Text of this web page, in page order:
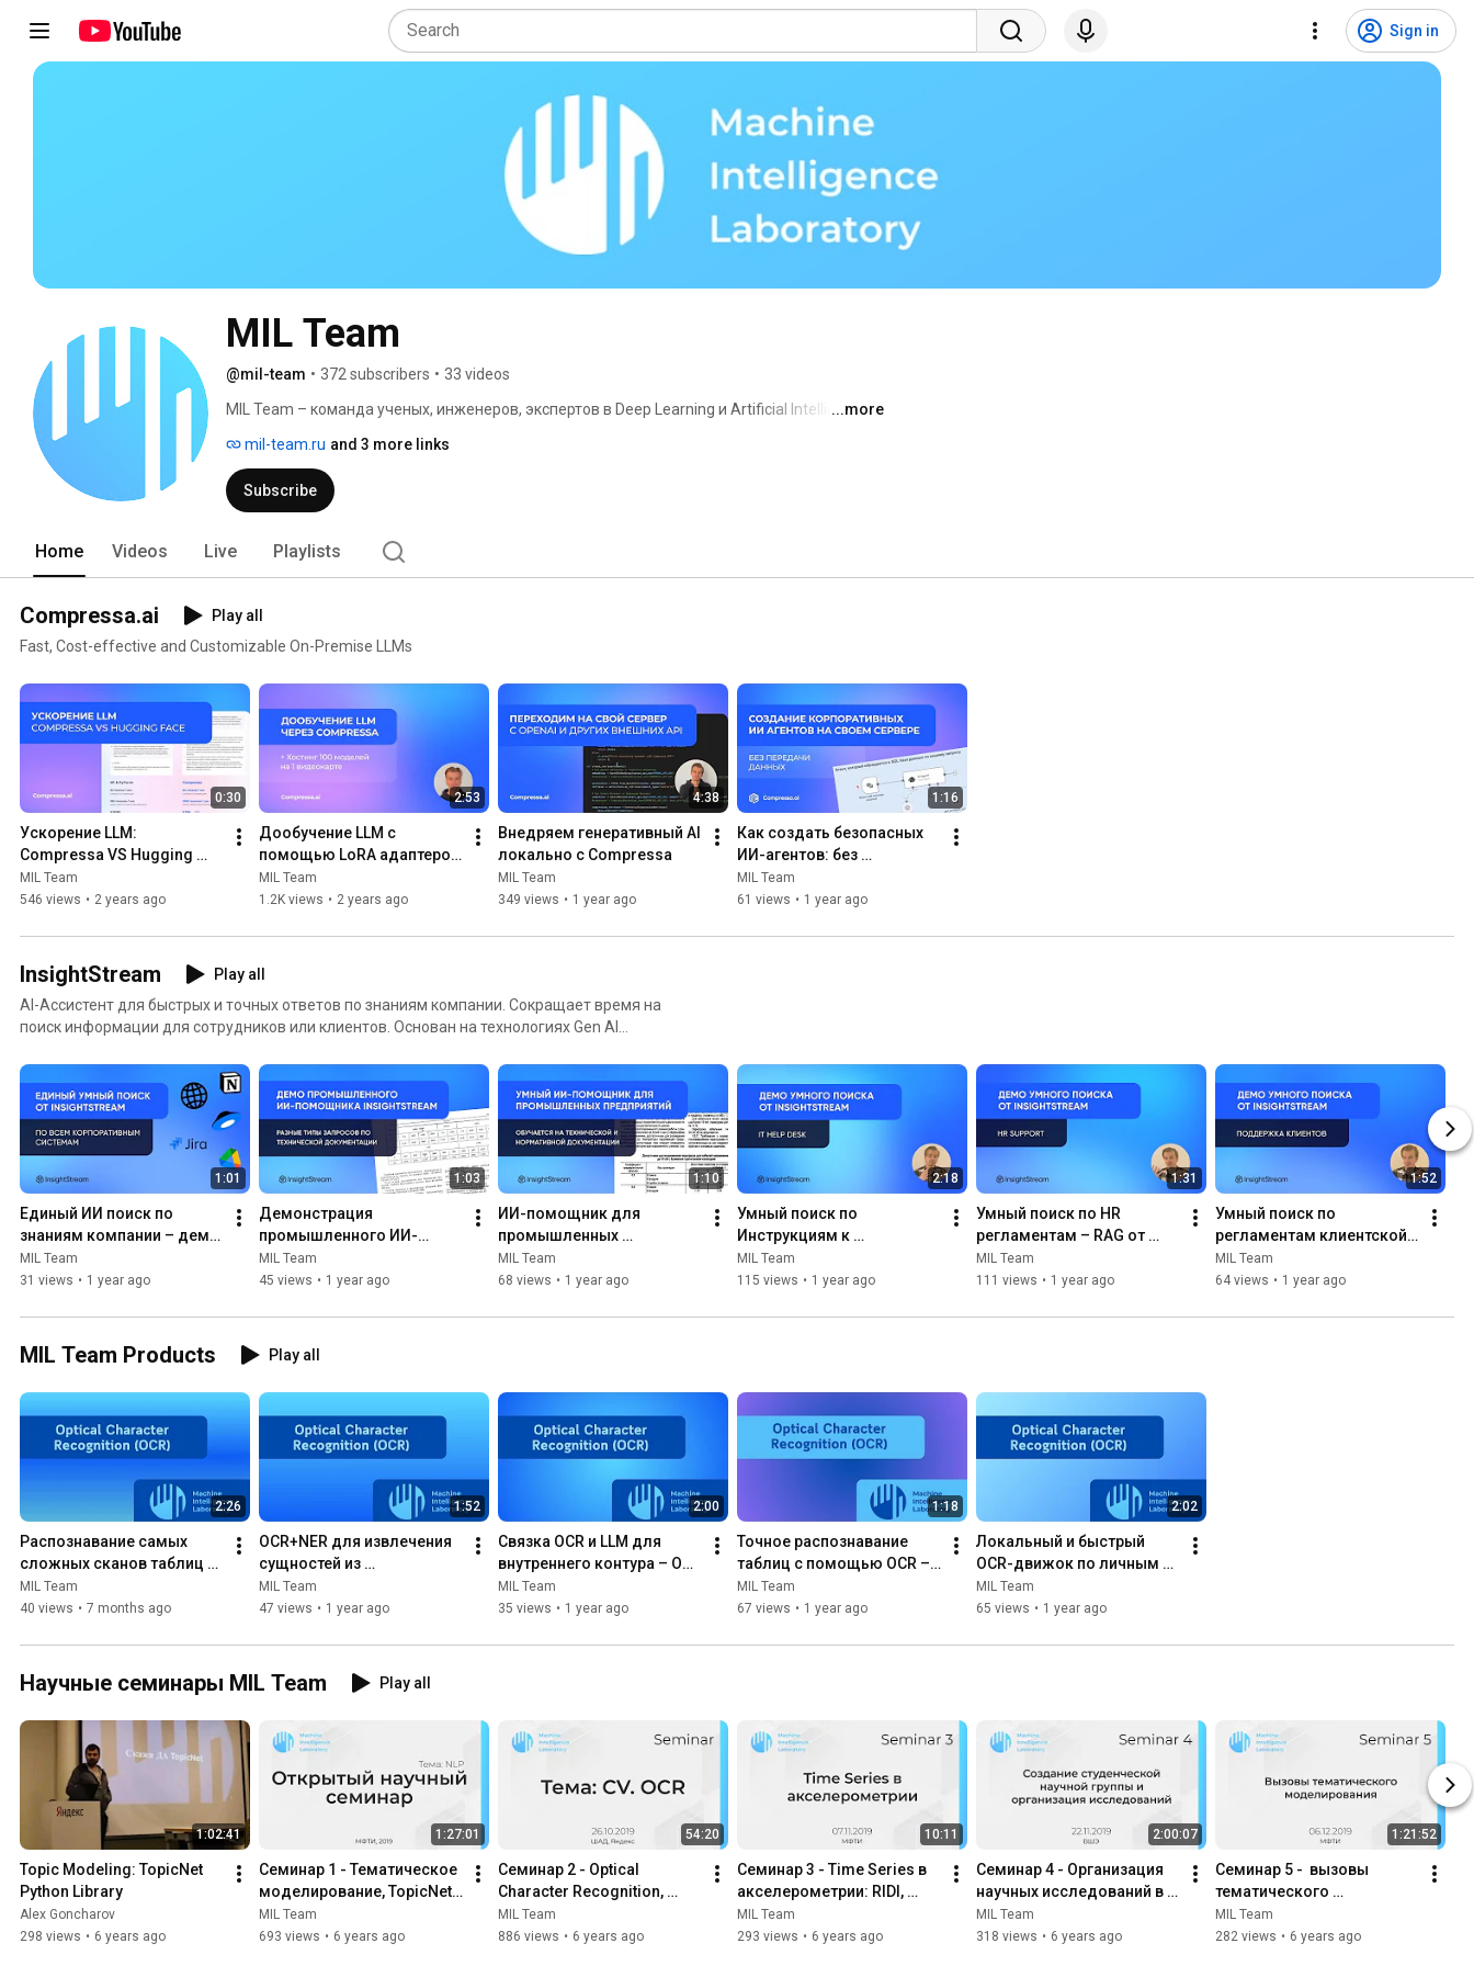
Sign in
MIL Team
@mil-team • 372 subscribers • 33 videos
MIL Team – команда ученых, инженеров, экспертов в Deep Learning и Artificial Intelligence.
для наших партнеров.
...more
mil-team.ru and 3 more links
Subscribe
Home Videos Live Playlists
Compressa.ai
Play all
Fast, Cost-effective and Customizable On-Premise LLMs
0:30
Ускорение LLM:
Compressa VS Hugging
Face
MIL Team
546 views • 2 years ago
2:53
Дообучение LLM с
помощью LoRA адаптеров
и Сompressa
MIL Team
1.2K views • 2 years ago
4:38
Внедряем генеративный AI
локально с Compressa
MIL Team
349 views • 1 year ago
1:16
Как создать безопасных
ИИ-агентов: без
программирования, на
своих серверах – на n8n и
MIL Team
61 views • 1 year ago
InsightStream
Play all
AI-Ассистент для быстрых и точных ответов по знаниям компании. Сокращает время на
поиск информации для сотрудников или клиентов. Основан на технологиях Gen AI
Generation).
1:01
Единый ИИ поиск по
знаниям компании – демо
от InsightStream
MIL Team
31 views • 1 year ago
1:03
Демонстрация
промышленного ИИ-
помощника InsightStream
MIL Team
45 views • 1 year ago
1:10
ИИ-помощник для
промышленных
предприятий — демо от
InsightStream
MIL Team
68 views • 1 year ago
2:18
Умный поиск по
Инструкциям к
Оборудованию – RAG от
InsightStream
MIL Team
115 views • 1 year ago
1:31
Умный поиск по HR
регламентам – RAG от
InsightStream
MIL Team
111 views • 1 year ago
1:52
Умный поиск по
регламентам клиентской
поддержки – RAG от
InsightStream
MIL Team
64 views • 1 year ago
MIL Team Products Play all
2:26
Распознавание самых
сложных сканов таблиц с
OCR iDog от MIL Team
MIL Team
40 views • 7 months ago
1:52
OCR+NER для извлечения
сущностей из
неструктурированных
документов – OCR iDog
MIL Team
47 views • 1 year ago
2:00
Связка OCR и LLM для
внутреннего контура – OCR
iDog MIL Team
MIL Team
35 views • 1 year ago
1:18
Точное распознавание
таблиц с помощью OCR –
iDog MIL Team
MIL Team
67 views • 1 year ago
2:02
Локальный и быстрый
OCR-движок по личным и
полнотекстовым
документам – OCR iDog
MIL Team
65 views • 1 year ago
Научные семинары MIL Team Play all
1:02:41
Topic Modeling: TopicNet
Python Library
Alex Goncharov
298 views • 6 years ago
1:27:01
Семинар 1 - Тематическое
моделирование, TopicNet,
knowlege factory и обзор
конференции RANLP 2019
MIL Team
693 views • 6 years ago
54:20
Семинар 2 - Optical
Character Recognition,
поиск бликов,методы
детекции и бинаризации
MIL Team
886 views • 6 years ago
10:11
Семинар 3 - Time Series в
акселерометрии: RIDI,
IONet и RoNIN
MIL Team
293 views • 6 years ago
2:00:07
Семинар 4 - Организация
научных исследований в
студенческой среде, на
примере ВШЭ, ИСП РАН и
MIL Team
318 views • 6 years ago
1:21:52
Семинар 5 -  вызовы
тематического
моделирования.
Ренормализация и
MIL Team
282 views • 6 years ago